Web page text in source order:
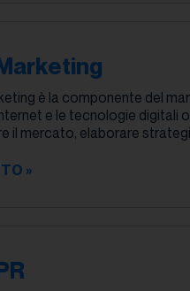
è la componente del
e le tecnologie digitali
il mercato, elaborare
»